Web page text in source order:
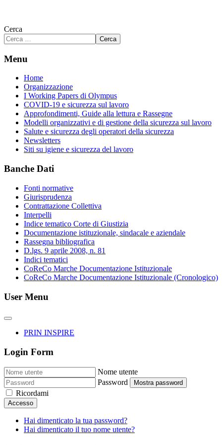
Cerca
Cerca
Menu
Home
Organizzazione
I Working Papers di Olympus
COVID-19 e sicurezza sul lavoro
Approfondimenti, Guide alla lettura e Rassegne
Modelli organizzativi e di gestione della sicurezza sul lavoro
Salute e sicurezza degli operatori della sicurezza
Newsletters
Siti su igiene e sicurezza del lavoro
Banche Dati
Fonti normative
Giurisprudenza
Contrattazione Collettiva
Interpelli
Indice tematico Corte di Giustizia
Documentazione istituzionale, sindacale e aziendale
Rassegna bibliografica
D.lgs. 9 aprile 2008, n. 81
Indici tematici
CoReCo Marche Documentazione Istituzionale
CoReCo Marche Documentazione Istituzionale (Cronologico)
User Menu
PRIN INSPIRE
Login Form
Nome utente
Password
Mostra password
Ricordami
Accesso
Hai dimenticato la tua password?
Hai dimenticato il tuo nome utente?